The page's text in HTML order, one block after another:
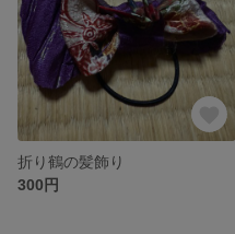
折り鶴の髪飾り
300円